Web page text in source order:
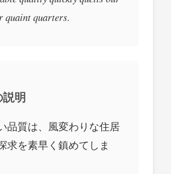
quaint quarters.
明
品質は、風変わりな住居
求を素早く鎮めてしま